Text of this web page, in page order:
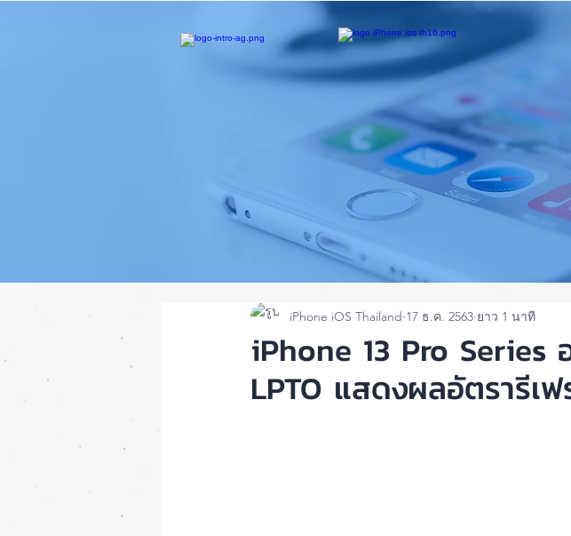
iPhone 13 Pro Series
LPTO แสดงผลอัตรารีเฟ
iPhone iOS Thailand 17 ธ.ค. 2563 ยาว 1 นาที